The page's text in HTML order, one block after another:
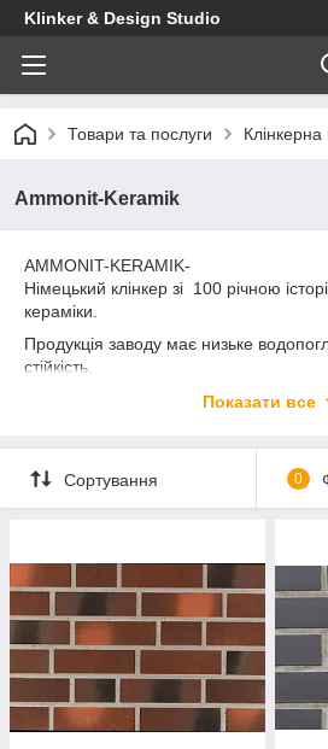
Klinker & Design Studio
Товари та послуги Клінкерна
Ammonit-Keramik
AMMONIT-KERAMIK-
Німецький клінкер зі 100 річною
кераміки.
Продукція заводу має низьке
стійкість.
Кераміка Ammonit стійка до хімічних
умовах.
Показати все
Сортування 0